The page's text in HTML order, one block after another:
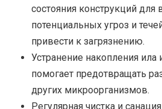
состояния конструкций для
потенциальных угроз и
привести к загрязнению.
Устранение накопления ила
помогает предотвращать
других микроорганизмов.
Регулярная чистка и